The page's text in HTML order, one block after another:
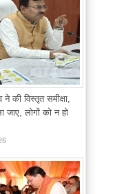
की विस्तृत समीक्षा,
लोगों को न हो